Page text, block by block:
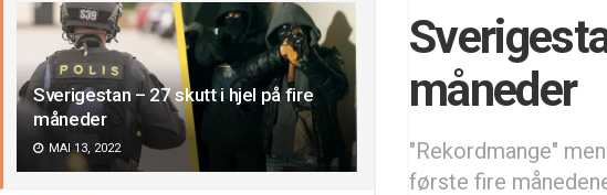
Sverigestan – 27 skutt i hjel på fire
måneder
MAI 13, 2022
måneder
"Rekordmange"
første fire